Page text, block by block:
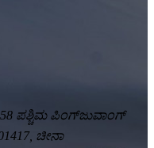
ಪಶ್ಚಿಮ ಪಿಂಗ್‌ಜುವಾಂಗ್
ಚೀನಾ